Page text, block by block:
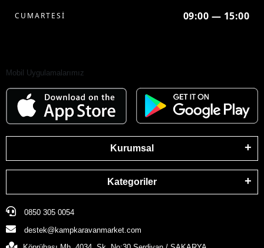
CUMARTESİ 09:00 — 15:00
Mobil Uygulamalarımız
Kurumsal
Kategoriler
0850 305 0054
destek@kampkaravanmarket.com